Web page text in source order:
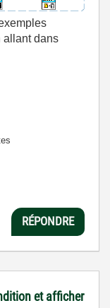
allant dans
RÉPONDRE
et afficher